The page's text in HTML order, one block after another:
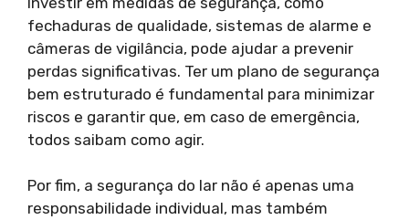
fechaduras de qualidade, sistemas de alarme e
câmeras de vigilância, pode ajudar a prevenir
perdas significativas. Ter um plano de segurança
bem estruturado é fundamental para minimizar
riscos e garantir que, em caso de emergência,
todos saibam como agir.
Por fim, a segurança do lar não é apenas uma
responsabilidade individual, mas também